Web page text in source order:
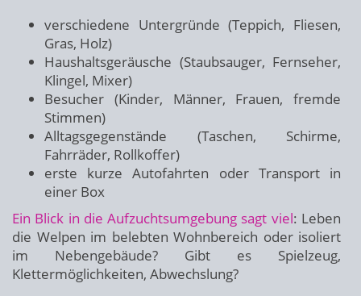
verschiedene Untergründe (Teppich, Fliesen,
Gras, Holz)
Haushaltsgeräusche (Staubsauger, Fernseher,
Klingel, Mixer)
Besucher (Kinder, Männer, Frauen, fremde
Stimmen)
Alltagsgegenstände (Taschen, Schirme,
Fahrräder, Rollkoffer)
erste kurze Autofahrten oder Transport in
einer Box
Ein Blick in die Aufzuchtsumgebung sagt viel: Leben
die Welpen im belebten Wohnbereich oder isoliert
im Nebengebäude? Gibt es Spielzeug,
Klettermöglichkeiten, Abwechslung?